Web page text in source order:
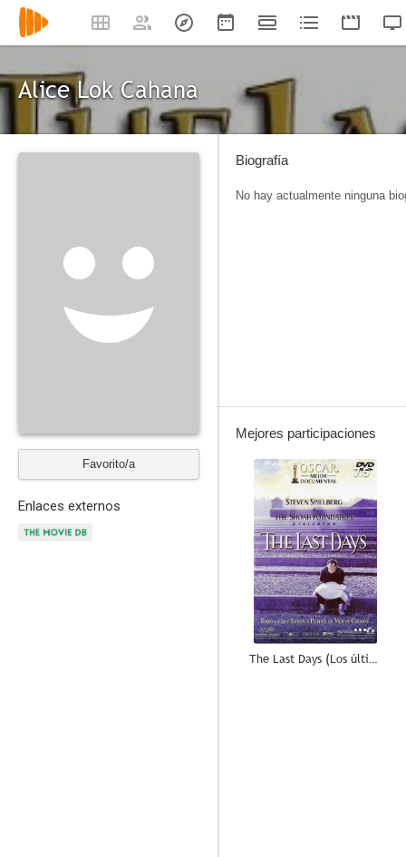
Alice Lok Cahana
Favorito/a
Enlaces externos
Biografía
No hay actualmente ninguna
Mejores participaciones
7.5
The Last Days (Los últimos días)